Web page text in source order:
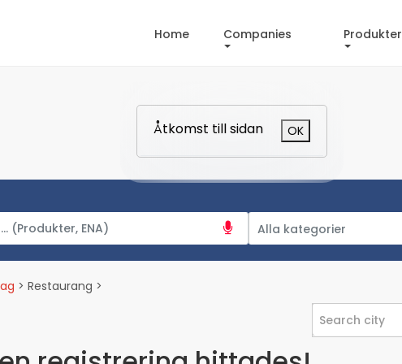
Åtkomst till sidan OK
Alla kategorier
Alla kategorier
Avkoppling och upplevelser
Arenaer och teatrar
> Restaurang >
Search city
Home Companies Produkter